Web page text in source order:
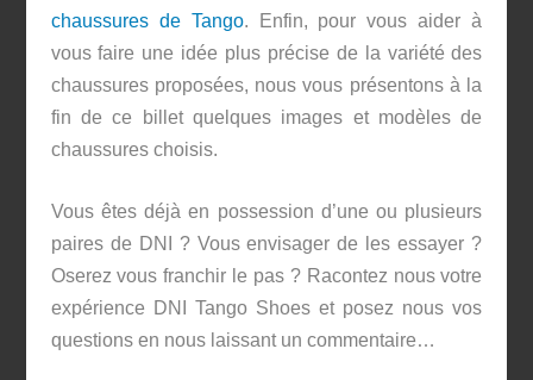
chaussures de Tango. Enfin, pour vous aider à
vous faire une idée plus précise de la variété des
chaussures proposées, nous vous présentons à la
fin de ce billet quelques images et modèles de
chaussures choisis.
Vous êtes déjà en possession d’une ou plusieurs
paires de DNI ? Vous envisager de les essayer ?
Oserez vous franchir le pas ? Racontez nous votre
expérience DNI Tango Shoes et posez nous vos
questions en nous laissant un commentaire…